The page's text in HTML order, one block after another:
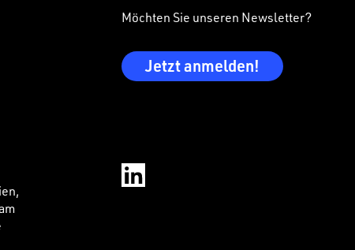
Möchten Sie unseren Newsletter?
Jetzt anmelden!